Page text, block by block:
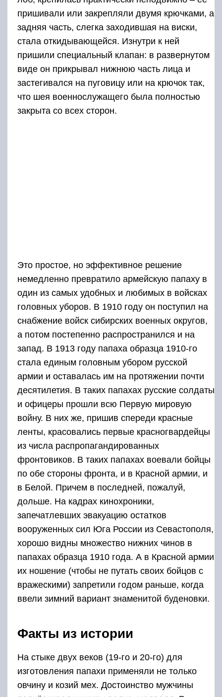
пришивали или закрепляли двумя крючками, а
задняя часть, слегка заходившая на виски,
стала откидывающейся. Изнутри к ней
пришили специальный клапан: в развернутом
виде он прикрывал нижнюю часть лица и
застегивался на пуговицу или на крючок так,
что шея военнослужащего была полностью
закрыта со всех сторон.
Это простое, но эффективное решение
немедленно превратило армейскую папаху в
один из самых удобных и любимых в войсках
головных уборов. В 1910 году он поступил на
снабжение войск сибирских военных округов,
а потом постепенно распространился и на
запад. В 1913 году папаха образца 1910-го
стала единым головным убором русской
армии и оставалась им на протяжении почти
десятилетия. В таких папахах русские солдаты
и офицеры прошли всю Первую мировую
войну. В них же, пришив спереди красные
ленты, красовались первые красногвардейцы
из числа распропагандированных
фронтовиков. В таких папахах воевали бойцы
по обе стороны фронта, и в Красной армии, и
в Белой. Причем в последней, пожалуй,
дольше. На кадрах кинохроники,
запечатлевших эвакуацию остатков
вооруженных сил Юга России из Севастополя,
хорошо видны множество нижних чинов в
папахах образца 1910 года. А в Красной армии
их ношение (чтобы не путать своих бойцов с
вражескими) запретили годом раньше, когда
ввели зимний вариант знаменитой буденовки.
Факты из истории
На стыке двух веков (19-го и 20-го) для
изготовления папахи применяли не только
овчину и козий мех. Достоинство мужчины